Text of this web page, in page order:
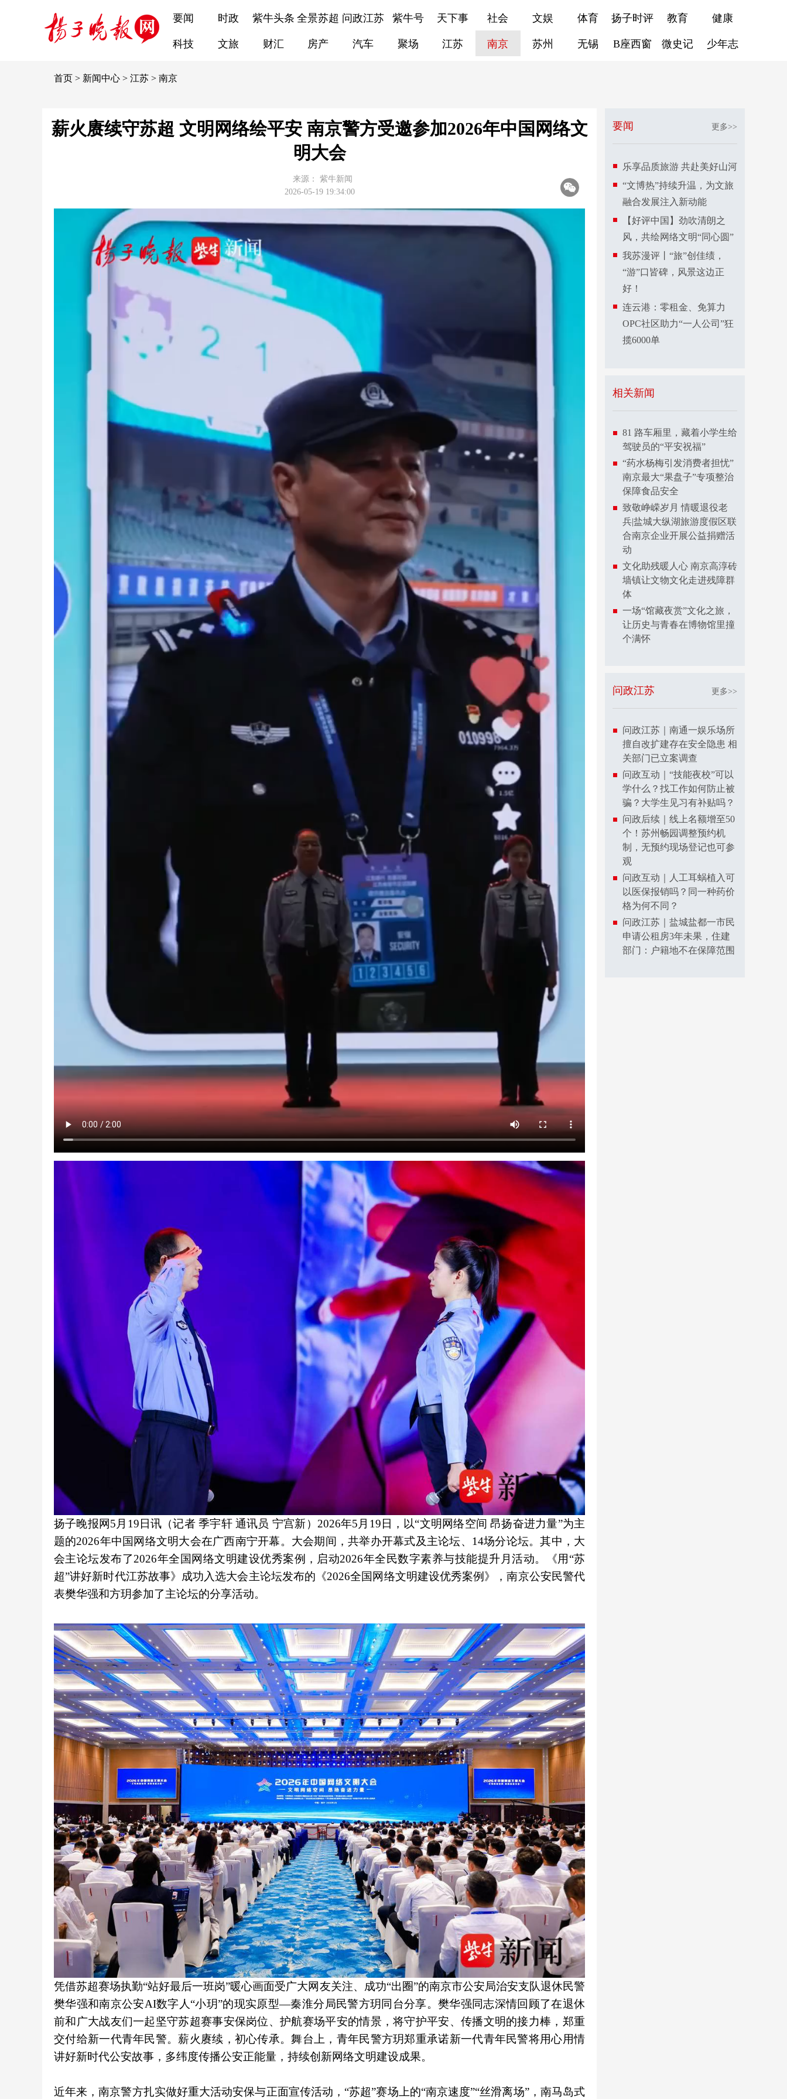
要闻 时政 紫牛头条 全景苏超 问政江苏 紫牛号 天下事 社会 文娱 体育 扬子时评 教育 健康
科技 文旅 财汇 房产 汽车 聚场 江苏 南京 苏州 无锡 B座西窗 微史记 少年志
首页 > 新闻中心 > 江苏 > 南京
薪火赓续守苏超 文明网络绘平安 南京警方受邀参加2026年中国网络文
明大会
来源：
紫牛新闻
2026-05-19 19:34:00
扬子晚报网5月19日讯（记者 季宇轩 通讯员 宁宫新）2026年5月19日，以“文明网络空间 昂扬奋进力量”为主
题的2026年中国网络文明大会在广西南宁开幕。大会期间，共举办开幕式及主论坛、14场分论坛。其中，大
会主论坛发布了2026年全国网络文明建设优秀案例，启动2026年全民数字素养与技能提升月活动。《用“苏
超”讲好新时代江苏故事》成功入选大会主论坛发布的《2026全国网络文明建设优秀案例》，南京公安民警代
表樊华强和方玥参加了主论坛的分享活动。
凭借苏超赛场执勤“站好最后一班岗”暖心画面受广大网友关注、成功“出圈”的南京市公安局治安支队退休民警
樊华强和南京公安AI数字人“小玥”的现实原型—秦淮分局民警方玥同台分享。樊华强同志深情回顾了在退休
前和广大战友们一起坚守苏超赛事安保岗位、护航赛场平安的情景，将守护平安、传播文明的接力棒，郑重
交付给新一代青年民警。薪火赓续，初心传承。舞台上，青年民警方玥郑重承诺新一代青年民警将用心用情
讲好新时代公安故事，多纬度传播公安正能量，持续创新网络文明建设成果。
近年来，南京警方扎实做好重大活动安保与正面宣传活动，“苏超”赛场上的“南京速度”“丝滑离场”，南马岛式
要闻 更多>>
乐享品质旅游 共赴美好山河
“文博热”持续升温，为文旅
融合发展注入新动能
【好评中国】劲吹清朗之
风，共绘网络文明“同心圆”
我苏漫评丨“旅”创佳绩，
“游”口皆碑，风景这边正
好！
连云港：零租金、免算力
OPC社区助力“一人公司”狂
揽6000单
相关新闻
81 路车厢里，藏着小学生给
驾驶员的“平安祝福”
“药水杨梅引发消费者担忧”
南京最大“果盘子”专项整治
保障食品安全
致敬峥嵘岁月 情暖退役老
兵|盐城大纵湖旅游度假区联
合南京企业开展公益捐赠活
动
文化助残暖人心 南京高淳砖
墙镇让文物文化走进残障群
体
一场“馆藏夜赏”文化之旅，
让历史与青春在博物馆里撞
个满怀
问政江苏 更多>>
问政江苏｜南通一娱乐场所
擅自改扩建存在安全隐患 相
关部门已立案调查
问政互动｜“技能夜校”可以
学什么？找工作如何防止被
骗？大学生见习有补贴吗？
问政后续｜线上名额增至50
个！苏州畅园调整预约机
制，无预约现场登记也可参
观
问政互动｜人工耳蜗植入可
以医保报销吗？同一种药价
格为何不同？
问政江苏｜盐城盐都一市民
申请公租房3年未果，住建
部门：户籍地不在保障范围